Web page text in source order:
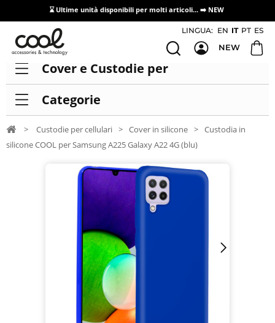
⌛ Ultime unità disponibili per molti articoli... ➡️ NEW
Accesso/registrazione distributori
LINGUA: EN IT PT ES
NEW
Cover e Custodie per
Categorie
> Custodie per cellulari > Cover in silicone > Custodia in
silicone COOL per Samsung A225 Galaxy A22 4G (blu)